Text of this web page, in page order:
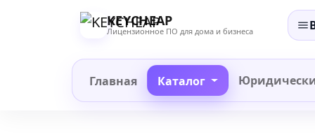
KEYCHEAP
Лицензионное ПО для дома и бизнеса
Главная Каталог